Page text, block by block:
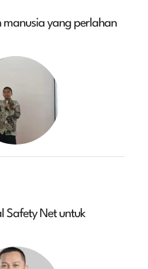
manusia yang perlahan
Safety Net untuk